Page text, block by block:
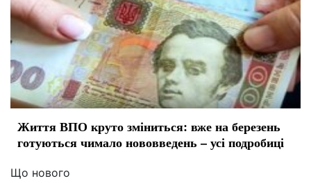
Життя ВПО круто зміниться: вже на березень
готуються чимало нововведень – усі подробиці
Що нового